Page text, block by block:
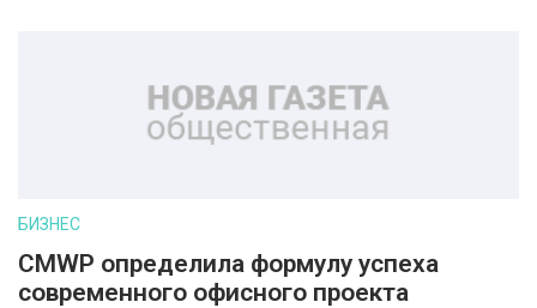
БИЗНЕС
CMWP определила формулу успеха
современного офисного проекта